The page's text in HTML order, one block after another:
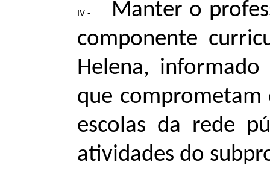
Manter o
componente
Helena, informado
que comprometam
escolas da rede
atividades do